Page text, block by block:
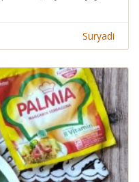
Suryadi